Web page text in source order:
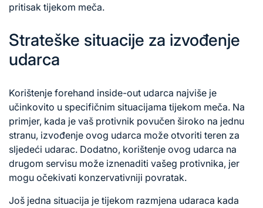
pritisak tijekom meča.
Strateške situacije za izvođenje
udarca
Korištenje forehand inside-out udarca najviše je
učinkovito u specifičnim situacijama tijekom meča. Na
primjer, kada je vaš protivnik povučen široko na jednu
stranu, izvođenje ovog udarca može otvoriti teren za
sljedeći udarac. Dodatno, korištenje ovog udarca na
drugom servisu može iznenaditi vašeg protivnika, jer
mogu očekivati konzervativniji povratak.
Još jedna situacija je tijekom razmjena udaraca kada